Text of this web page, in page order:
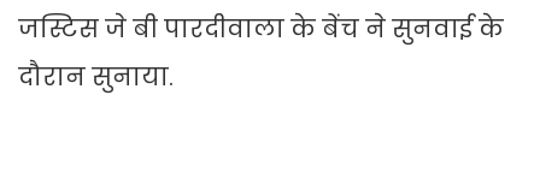
जस्टिस जे बी पारदीवाला के बेंच ने सुनवाई के
दौरान सुनाया.